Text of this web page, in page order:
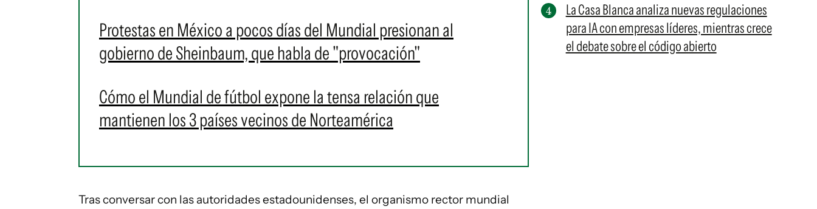
Protestas en México a pocos días del Mundial presionan al
gobierno de Sheinbaum, que habla de "provocación"
Cómo el Mundial de fútbol expone la tensa relación que
mantienen los 3 países vecinos de Norteamérica
Tras conversar con las autoridades estadounidenses, el organismo rector mundial
La Casa Blanca analiza nuevas regulaciones
para IA con empresas líderes, mientras crece
el debate sobre el código abierto